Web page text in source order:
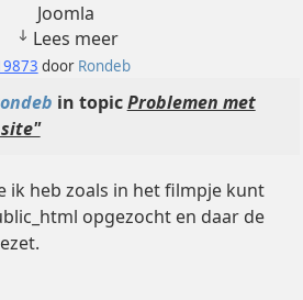
Joomla
Lees meer
door Rondeb
in topicProblemen met
ik heb zoals in het filmpje kunt
opgezocht en daar de